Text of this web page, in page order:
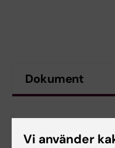
Dokument
Vi använder